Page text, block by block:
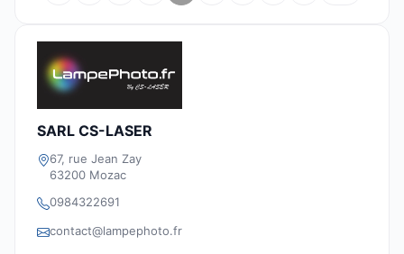
SARL CS-LASER
67, rue Jean Zay
63200 Mozac
0984322691
contact@lampephoto.fr